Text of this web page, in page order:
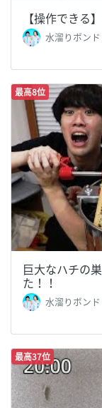
【操作できる
水溜りボンド
最高8位
巨大なハチの
た！！
水溜りボンド
最高37位